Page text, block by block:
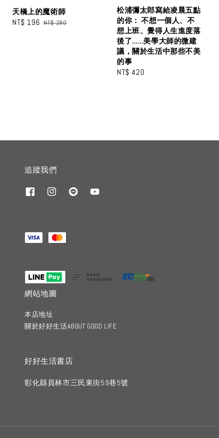
天橋上的魔術師
Sale
NT$ 196 Regular
NT$ 280
松浦彌太郎寫給凌晨五點
的你： 不想一個人、不
想上班、覺得人生進度落
後了……美學大師的微建
議，關於生活中那些不美
的事
Regular
NT$ 420
追蹤我們
網站地圖
本店地址
關於好好生活ABOUT GOOD LIFE
好好生活書店
彰化縣員林市三民東街59巷5號